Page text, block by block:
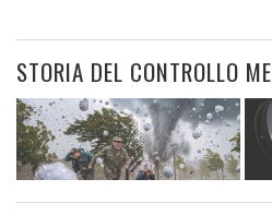
STORIA DEL CONTROLLO